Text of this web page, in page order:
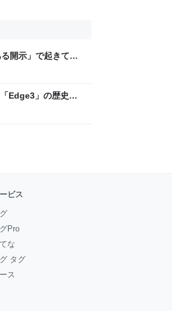
開示」で起きてい
Edge3」の歴史に
ビス
Pro
な
タグ
ス